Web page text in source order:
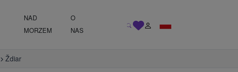
NAD
MORZEM
O
NAS
Ždiar